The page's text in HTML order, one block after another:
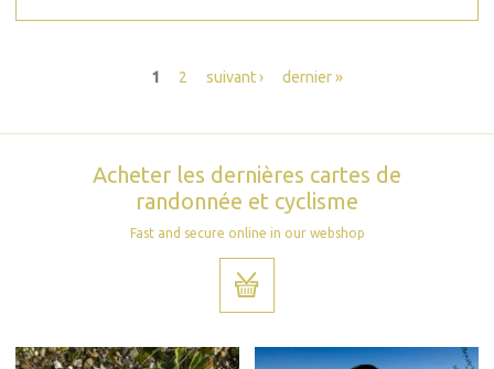
1 2 suivant › dernier »
Acheter les dernières cartes de
randonnée et cyclisme
Fast and secure online in our webshop